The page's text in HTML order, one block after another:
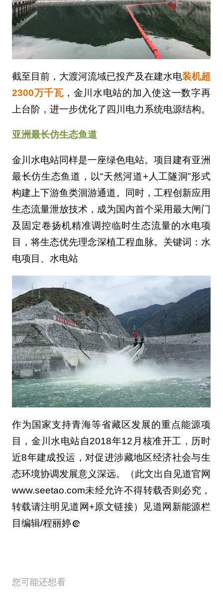
截至目前，大渡河流域已投产及在建水电装机超
2300万千瓦，金川水电站的加入使这一数字再
上台阶，进一步优化了四川电力系统电源结构。
亚洲最长仿生态鱼道
金川水电站同样是一座绿色电站。项目建有亚洲
最长仿生态鱼道，以“天然河道+人工隧洞”形式
构建上下游鱼类洄游通道。同时，工程创新应用
生态流量泄放技术，成为国内首个采用最大闸门
及固定卷扬机精准调控临时生态流量的水电项
目，将生态优先理念深植工程血脉。关键词：水
电项目、水电站
作为国家支持青海等省藏区发展的重点能源项
目，金川水电站自2018年12月核准开工，历时
近8年建成投运，对促进涉藏地区经济社会与生
态环境协调发展意义深远。（此文出自见道官网
www.seetao.com未经允许不得转载否则必究，
转载请注明见道网+原文链接）见道网新能源栏
目编辑/程丽婷
您可能还想看